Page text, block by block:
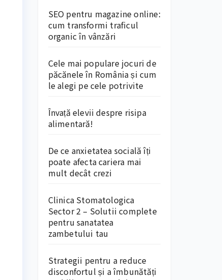
SEO pentru magazine online:
cum transformi traficul
organic în vânzări
Cele mai populare jocuri de
păcănele în România și cum
le alegi pe cele potrivite
Învață elevii despre risipa
alimentară!
De ce anxietatea socială îți
poate afecta cariera mai
mult decât crezi
Clinica Stomatologica
Sector 2 – Solutii complete
pentru sanatatea
zambetului tau
Strategii pentru a reduce
disconfortul și a îmbunătăți